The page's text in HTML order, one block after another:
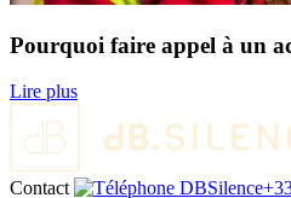
Pourquoi faire appel à un
Lire plus
Contact